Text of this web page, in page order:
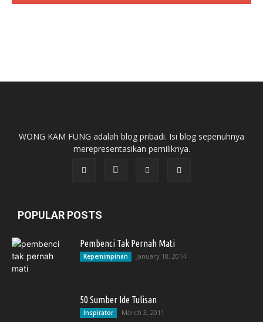
WONG KAM FUNG adalah blog pribadi. Isi blog sepenuhnya
merepresentasikan pemiliknya.
POPULAR POSTS
Pembenci Tak Pernah Mati
Kepemimpinan January 18, 2014
50 Sumber Ide Tulisan
Inspirator March 3, 2011